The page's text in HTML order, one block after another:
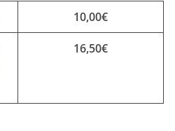
10,00€
16,50€